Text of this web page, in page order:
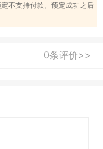
不支持付款。预定成功之后
0条评价>>